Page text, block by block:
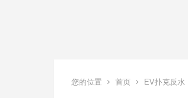
您的位置 首页 EV扑克反水